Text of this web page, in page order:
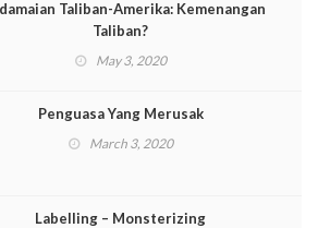
Taliban-Amerika: Kemenangan
Taliban?
May 3, 2020
Penguasa Yang Merusak
March 3, 2020
Labelling – Monsterizing